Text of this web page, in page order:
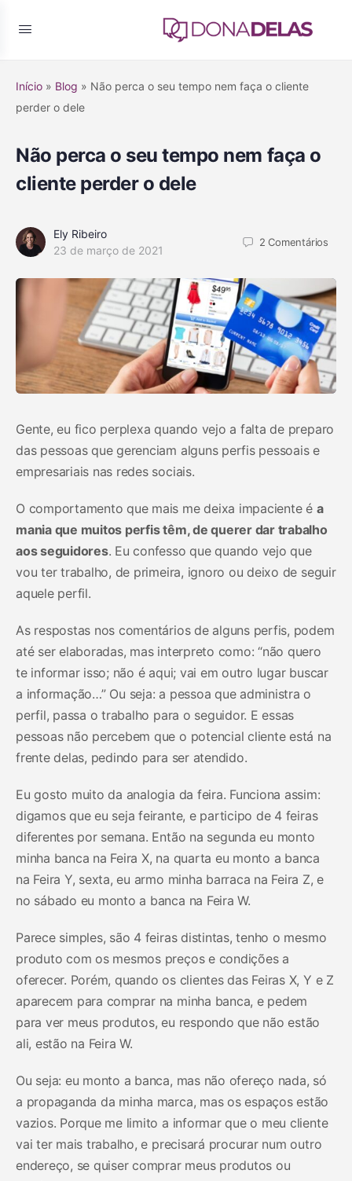
Início » Blog » Não perca o seu tempo nem faça o cliente
perder o dele
Não perca o seu tempo nem faça o
cliente perder o dele
Ely Ribeiro
23 de março de 2021
2Comentários
Gente, eu fico perplexa quando vejo a falta de preparo
das pessoas que gerenciam alguns perfis pessoais e
empresariais nas redes sociais.
O comportamento que mais me deixa impaciente é a
mania que muitos perfis têm, de querer dar trabalho
aos seguidores. Eu confesso que quando vejo que
vou ter trabalho, de primeira, ignoro ou deixo de seguir
aquele perfil.
As respostas nos comentários de alguns perfis, podem
até ser elaboradas, mas interpreto como: “não quero
te informar isso; não é aqui; vai em outro lugar buscar
a informação…” Ou seja: a pessoa que administra o
perfil, passa o trabalho para o seguidor. E essas
pessoas não percebem que o potencial cliente está na
frente delas, pedindo para ser atendido.
Eu gosto muito da analogia da feira. Funciona assim:
digamos que eu seja feirante, e participo de 4 feiras
diferentes por semana. Então na segunda eu monto
minha banca na Feira X, na quarta eu monto a banca
na Feira Y, sexta, eu armo minha barraca na Feira Z, e
no sábado eu monto a banca na Feira W.
Parece simples, são 4 feiras distintas, tenho o mesmo
produto com os mesmos preços e condições a
oferecer. Porém, quando os clientes das Feiras X, Y e Z
aparecem para comprar na minha banca, e pedem
para ver meus produtos, eu respondo que não estão
ali, estão na Feira W.
Ou seja: eu monto a banca, mas não ofereço nada, só
a propaganda da minha marca, mas os espaços estão
vazios. Porque me limito a informar que o meu cliente
vai ter mais trabalho, e precisará procurar num outro
endereço, se quiser comprar meus produtos ou